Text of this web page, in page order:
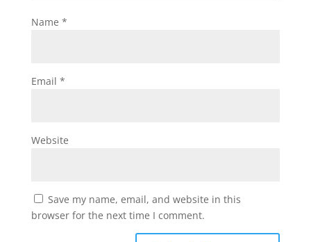
Name *
Email *
Website
Save my name, email, and website in this
browser for the next time I comment.